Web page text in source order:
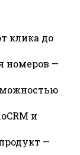
клика до
номеров —
и
—